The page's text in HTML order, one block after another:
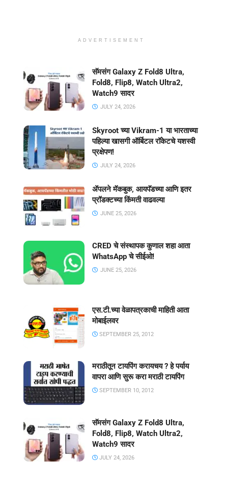
ADVERTISEMENT
सॅमसंग Galaxy Z Fold8 Ultra,
Fold8, Flip8, Watch Ultra2,
Watch9 सादर
JULY 24, 2026
Skyroot च्या Vikram-1 या भारताच्या
पहिल्या खासगी ऑर्बिटल रॉकेटचे यशस्वी
प्रक्षेपण!
JULY 24, 2026
ॲपलने मॅकबुक, आयपॅडच्या आणि इतर
प्रॉडक्टच्या किंमती वाढवल्या
JUNE 25, 2026
CRED चे संस्थापक कुणाल शहा आता
WhatsApp चे सीईओ!
JUNE 25, 2026
एस.टी.च्या वेळापत्रकाची माहिती आता
मोबाईलवर
SEPTEMBER 25, 2012
मराठीतून टायपिंग करायचय ? हे पर्याय
वापरा आणि सुरू करा मराठी टायपिंग
SEPTEMBER 10, 2012
सॅमसंग Galaxy Z Fold8 Ultra,
Fold8, Flip8, Watch Ultra2,
Watch9 सादर
JULY 24, 2026